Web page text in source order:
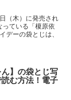
（木）に発売され
ている「榎原依
デーの袋とじは、
】の袋とじ写
む方法！電子